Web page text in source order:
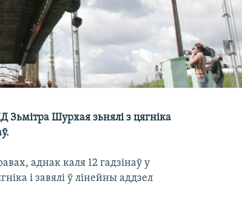
Зьмітра Шурхая зьнялі з цягніка
аднак каля 12 гадзінаў у
і завялі ў лінейны аддзел